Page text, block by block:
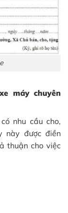
máy chuyên
nhu cầu cho,
này được điền
thuận cho việc